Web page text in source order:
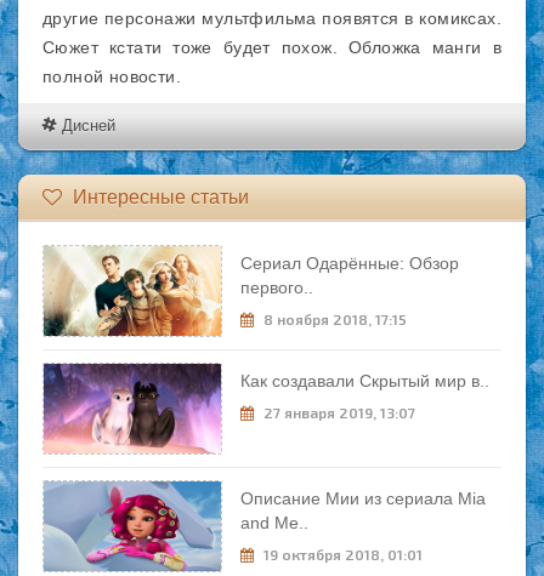
другие персонажи мультфильма появятся в комиксах.
Сюжет кстати тоже будет похож. Обложка манги в
полной новости.
Дисней
Интересные статьи
Сериал Одарённые: Обзор
первого..
8 ноября 2018, 17:15
Как создавали Скрытый мир в..
27 января 2019, 13:07
Описание Мии из сериала Mia
and Me..
19 октября 2018, 01:01